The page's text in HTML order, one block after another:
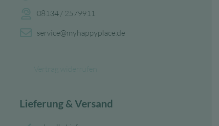
08134 / 2579911
service@myhappyplace.de
Lieferung & Versand